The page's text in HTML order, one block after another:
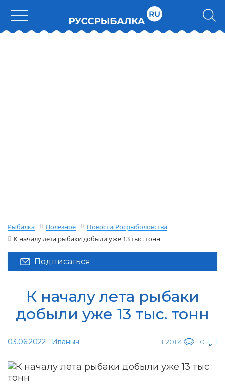
Рыбалка Полезное
Новости Росрыболовства
К началу лета рыбаки добыли уже 13 тыс. тонн
Подписаться
К началу лета рыбаки
добыли уже 13 тыс. тонн
03.06.2022 Иваныч 1.201K 0